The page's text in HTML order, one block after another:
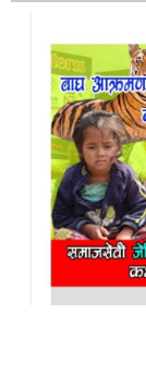
बिशेष
भिडियो
पत्रपत्रिका
खेलकुद
बिश्व
अचम्म